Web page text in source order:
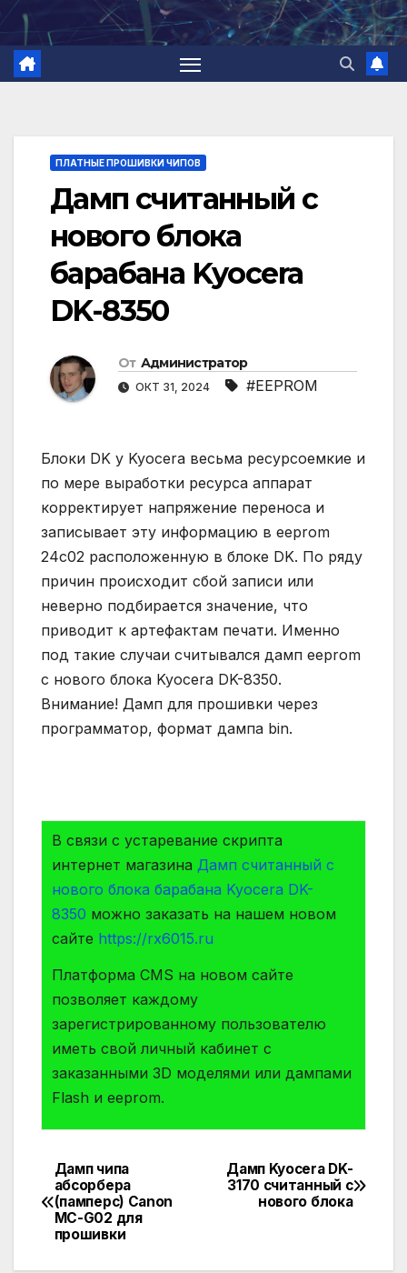
Перейти
содержимому
ПЛАТНЫЕ ПРОШИВКИ ЧИПОВ
Дамп считанный с
нового блока
барабана Kyocera
DK-8350
От Администратор
ОКТ 31, 2024 #EEPROM
Блоки DK у Kyocera весьма ресурсоемкие и
по мере выработки ресурса аппарат
корректирует напряжение переноса и
записывает эту информацию в eeprom
24c02 расположенную в блоке DK. По ряду
причин происходит сбой записи или
неверно подбирается значение, что
приводит к артефактам печати. Именно
под такие случаи считывался дамп eeprom
с нового блока Kyocera DK-8350.
Внимание! Дамп для прошивки через
программатор, формат дампа bin.
В связи с устаревание скрипта
интернет магазинаДамп считанный с
нового блока барабана Kyocera DK-
8350 можно заказать на нашем новом
сайте https://rx6015.ru
Платформа СMS на новом сайте
позволяет каждому
зарегистрированному пользователю
иметь свой личный кабинет с
заказанными 3D моделями или дампами
Flash и eeprom.
Навигация
по
записям
Дамп Kyocera DK-
3170 считанный с
нового блока
Дамп чипа
абсорбера
(памперс) Canon
MC-G02 для
прошивки